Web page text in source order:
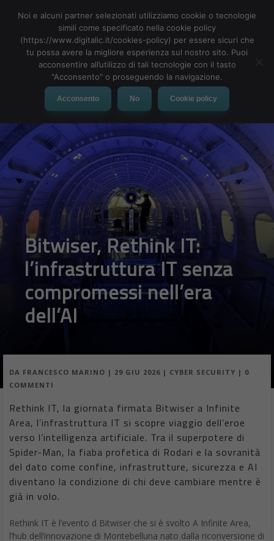
MENU
Bitwiser, Rethink IT:
l’infrastruttura IT senza
compromessi nell’era
dell’AI
DA FRANCESCO MARINO | 29 GIU 2026 | CYBER SECURITY | 0
COMMENTI
Rethink IT, la giornata firmata Bitwiser a Infinite
Area, l’infrastruttura IT si scopre viaggio dell’eroe
verso l’intelligenza artificiale. Tra il superpotere di
Spider-Man, la fiaba profetica di Rodari e la sovranità
del dato come confine, infrastrutture, sicurezza e AI
diventano la condizione di chi deve cambiare mentre è
già in volo.
Rethink IT è l’evento d Bitwiser che si è svolto A Infinite Area,
l’hub dell’innovazione di Montebelluna nato dalla riconversione di
Noi e alcuni partner selezionati utilizziamo cookie o tecnologie
simili come specificato nella cookie policy
(https://www.digitalic.it/cookies-policy) per essere sicuri che
tu possa avere la migliore esperienza sul nostro sito. Puoi
acconsentire all’utilizzo di tali tecnologie con il tasto
"Acconsento" o proseguendo la navigazione.
Acconsento No Cookie policy